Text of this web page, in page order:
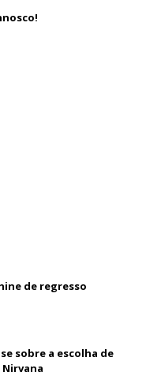
de regresso
sobre a escolha de